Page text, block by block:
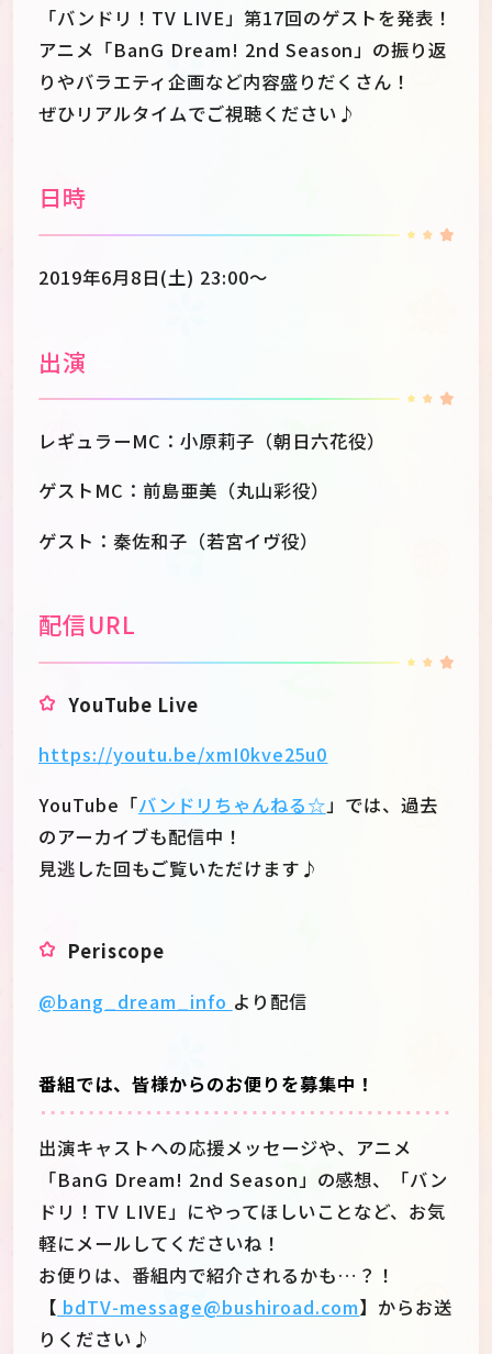
JP
「バンドリ！TV LIVE」第17回のゲストを発表！
アニメ「BanG Dream! 2nd Season」の振り返
りやバラエティ企画など内容盛りだくさん！
ぜひリアルタイムでご視聴ください♪
日時
2019年6月8日(土) 23:00～
出演
レギュラーMC：小原莉子（朝日六花役）
ゲストMC：前島亜美（丸山彩役）
ゲスト：秦佐和子（若宮イヴ役）
配信URL
YouTube Live
https://youtu.be/xmI0kve25u0
YouTube「バンドリちゃんねる☆ 」では、過去
のアーカイブも配信中！
見逃した回もご覧いただけます♪
Periscope
@bang_dream_info より配信
番組では、皆様からのお便りを募集中！
出演キャストへの応援メッセージや、アニメ
「BanG Dream! 2nd Season」の感想、「バン
ドリ！TV LIVE」にやってほしいことなど、お気
軽にメールしてくださいね！
お便りは、番組内で紹介されるかも…？！
【 bdTV-message@bushiroad.com】からお送
りください♪